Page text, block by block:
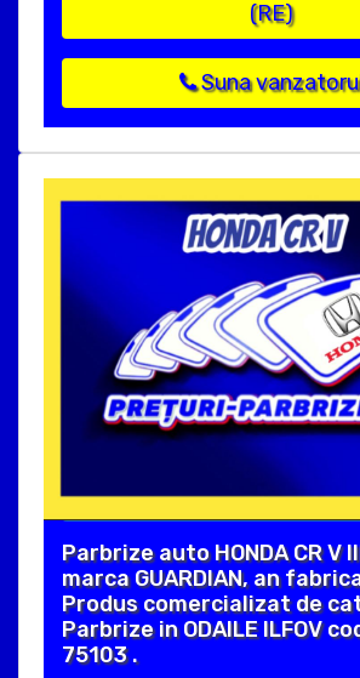
(RE)
Suna
Parbrize auto HONDA CR V
marca GUARDIAN, an
Produs comercializat de
Parbrize in ODAILE ILFOV
75103 .